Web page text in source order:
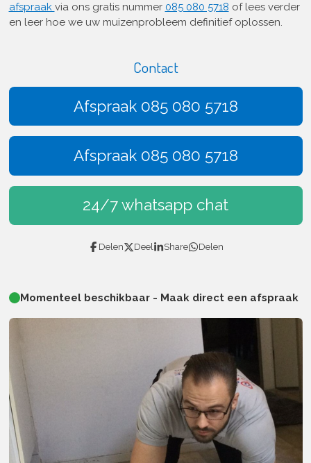
afspraak via ons gratis nummer 085 080 5718 of lees verder
en leer hoe we uw muizenprobleem definitief oplossen.
Contact
Afspraak 085 080 5718
Afspraak 085 080 5718
24/7 whatsapp chat
Delen Deel Share Delen
Momenteel beschikbaar - Maak direct een afspraak